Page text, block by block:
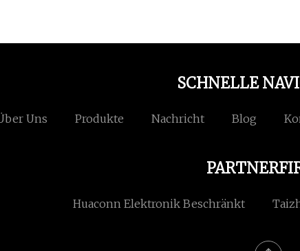
SCHNELLE
Uns Produkte Nachricht Blog
Huaconn Elektronik Beschränkt